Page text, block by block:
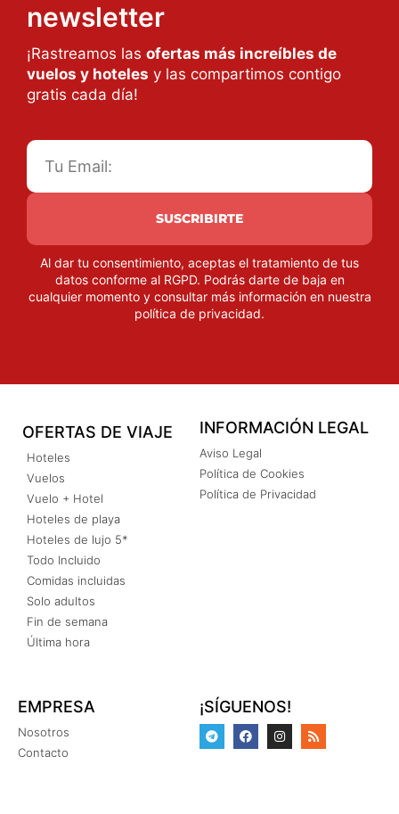
newsletter
¡Rastreamos las ofertas más increíbles de
vuelos y hoteles y las compartimos contigo
gratis cada día!
SUSCRIBIRTE
Al dar tu consentimiento, aceptas el tratamiento de tus
datos conforme al RGPD. Podrás darte de baja en
cualquier momento y consultar más información en nuestra
política de privacidad.
OFERTAS DE VIAJE
Hoteles
Vuelos
Vuelo + Hotel
Hoteles de playa
Hoteles de lujo 5*
Todo Incluido
Comidas incluidas
Solo adultos
Fin de semana
Última hora
INFORMACIÓN LEGAL
Aviso Legal
Política de Cookies
Política de Privacidad
EMPRESA
Nosotros
Contacto
¡SÍGUENOS!